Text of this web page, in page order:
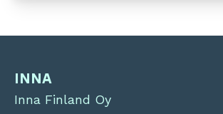
INNA
Inna Finland Oy